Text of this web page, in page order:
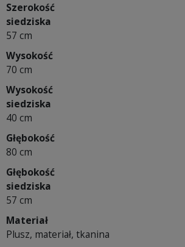
Szerokość
siedziska
57 cm
Wysokość
70 cm
Wysokość
siedziska
40 cm
Głębokość
80 cm
Głębokość
siedziska
57 cm
Materiał
Plusz, materiał, tkanina